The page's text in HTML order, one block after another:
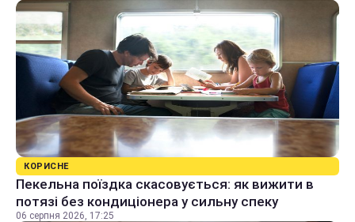
КОРИСНЕ
Пекельна поїздка скасовується: як вижити в
потязі без кондиціонера у сильну спеку
06 серпня 2026, 17:25